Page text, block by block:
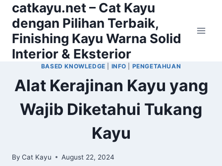
Skip
content
catkayu.net – Cat Kayu
dengan Pilihan Terbaik,
Finishing Kayu Warna Solid
Interior & Eksterior
BASED KNOWLEDGE INFO PENGETAHUAN
Alat Kerajinan Kayu yang
Wajib Diketahui Tukang
Kayu
By Cat Kayu August 22, 2024